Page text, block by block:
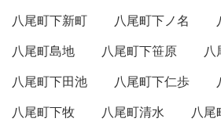
八尾町下新町
八尾町下ノ名
八尾町島地
八尾町下笹原
八
八尾町下田池
八尾町下仁歩
八尾町下牧
八尾町清水
八尾